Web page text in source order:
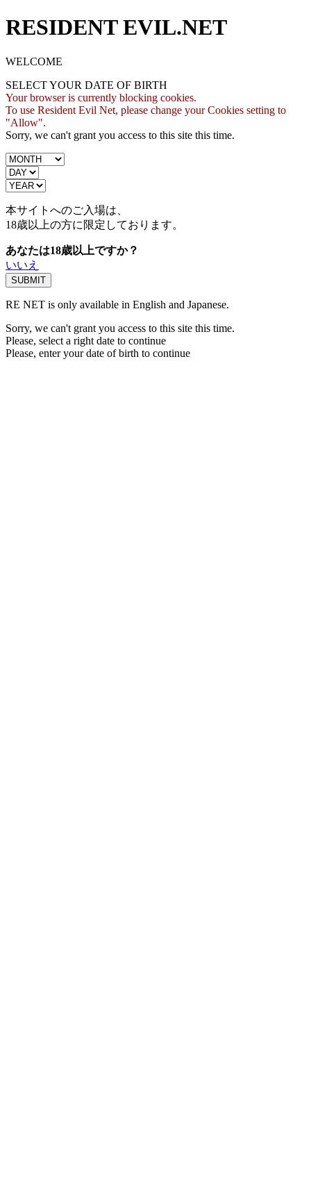
RESIDENT EVIL.NET
WELCOME
SELECT YOUR DATE OF BIRTH
Your browser is currently blocking cookies.
To use Resident Evil Net, please change your Cookies setting to
"Allow".
Sorry, we can't grant you access to this site this time.
本サイトへのご入場は、
18歳以上の方に限定しております。
あなたは18歳以上ですか？
いいえ
RE NET is only available in English and Japanese.
Sorry, we can't grant you access to this site this time.
Please, select a right date to continue
Please, enter your date of birth to continue